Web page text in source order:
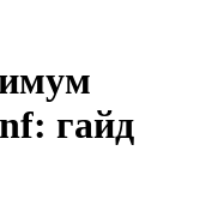
гайд